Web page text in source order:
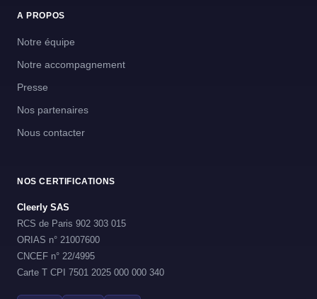
A PROPOS
Notre équipe
Notre accompagnement
Presse
Nos partenaires
Nous contacter
NOS CERTIFICATIONS
Cleerly SAS
RCS de Paris 902 303 015
ORIAS n° 21007600
CNCEF n° 22/4995
Carte T CPI 7501 2025 000 000 340